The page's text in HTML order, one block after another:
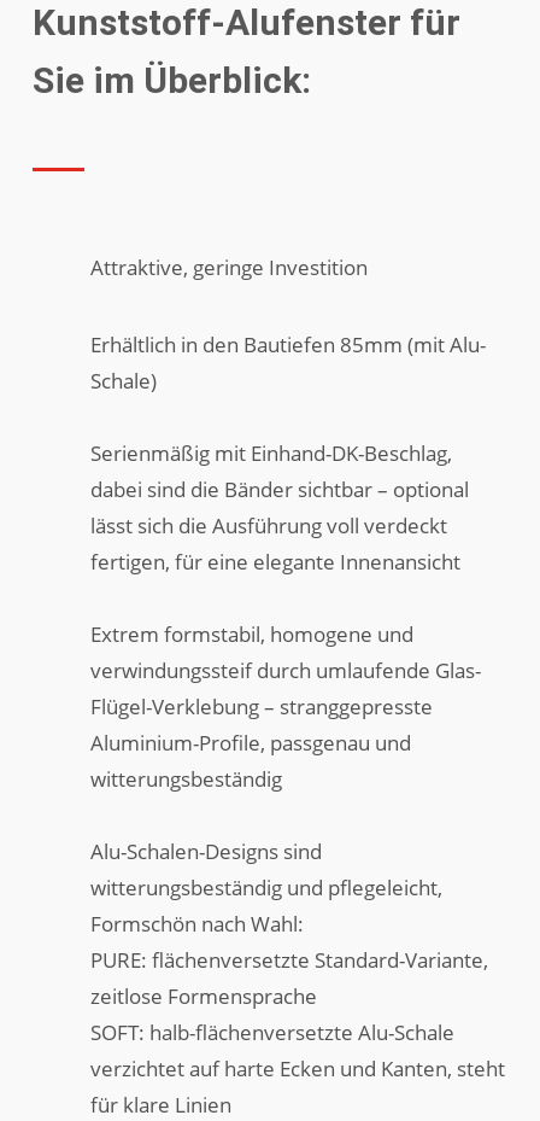
Kunststoff-Alufenster für
Sie im Überblick:
Attraktive, geringe Investition
Erhältlich in den Bautiefen 85mm (mit Alu-
Schale)
Serienmäßig mit Einhand-DK-Beschlag,
dabei sind die Bänder sichtbar – optional
lässt sich die Ausführung voll verdeckt
fertigen, für eine elegante Innenansicht
Extrem formstabil, homogene und
verwindungssteif durch umlaufende Glas-
Flügel-Verklebung – stranggepresste
Aluminium-Profile, passgenau und
witterungsbeständig
Alu-Schalen-Designs sind
witterungsbeständig und pflegeleicht,
Formschön nach Wahl:
PURE: flächenversetzte Standard-Variante,
zeitlose Formensprache
SOFT: halb-flächenversetzte Alu-Schale
verzichtet auf harte Ecken und Kanten, steht
für klare Linien